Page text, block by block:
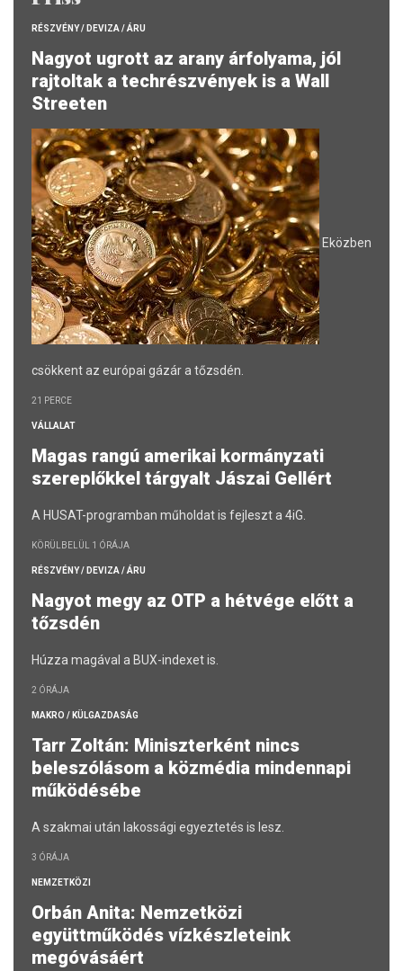
RÉSZVÉNY / DEVIZA / ÁRU
Nagyot ugrott az arany árfolyama, jól
rajtoltak a techrészvények is a Wall
Streeten
Eközben
csökkent az európai gázár a tőzsdén.
21 PERCE
VÁLLALAT
Magas rangú amerikai kormányzati
szereplőkkel tárgyalt Jászai Gellért
A HUSAT-programban műholdat is fejleszt a 4iG.
KÖRÜLBELÜL 1 ÓRÁJA
RÉSZVÉNY / DEVIZA / ÁRU
Nagyot megy az OTP a hétvége előtt a
tőzsdén
Húzza magával a BUX-indexet is.
2 ÓRÁJA
MAKRO / KÜLGAZDASÁG
Tarr Zoltán: Miniszterként nincs
beleszólásom a közmédia mindennapi
működésébe
A szakmai után lakossági egyeztetés is lesz.
3 ÓRÁJA
NEMZETKÖZI
Orbán Anita: Nemzetközi
együttműködés vízkészleteink
megóvásáért